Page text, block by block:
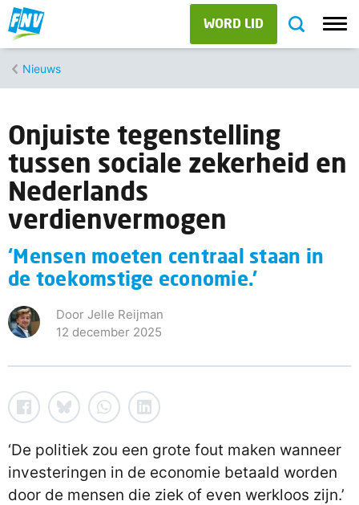
WORD LID
Nieuws
Onjuiste tegenstelling
tussen sociale zekerheid en
Nederlands
verdienvermogen
‘Mensen moeten centraal staan in
de toekomstige economie.’
Door Jelle Reijman
12 december 2025
‘De politiek zou een grote fout maken wanneer
investeringen in de economie betaald worden
door de mensen die ziek of even werkloos zijn.’